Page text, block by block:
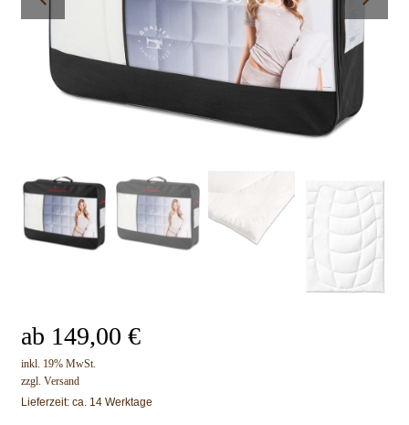
ab 149,00 €
inkl. 19% MwSt.
zzgl. Versand
Lieferzeit: ca. 14 Werktage